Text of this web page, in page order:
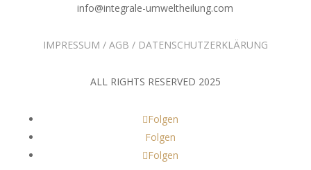
info@integrale-umweltheilung.com
IMPRESSUM / AGB / DATENSCHUTZERKLÄRUNG
ALL RIGHTS RESERVED 2025
Folgen
Folgen
Folgen